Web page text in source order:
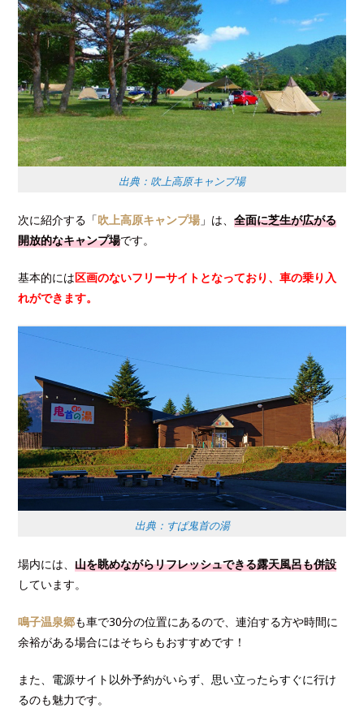
出典：吹上高原キャンプ場
次に紹介する「吹上高原キャンプ場 」は、全面に芝生が広がる
開放的なキャンプ場です。
基本的には区画のないフリーサイトとなっており、車の乗り入
れができます。
出典：すぱ鬼首の湯
場内には、山を眺めながらリフレッシュできる露天風呂も併設
しています。
鳴子温泉郷も車で30分の位置にあるので、連泊する方や時間に
余裕がある場合にはそちらもおすすめです！
また 、電源サイト以外予約がいらず、思い立ったらすぐに行け
るのも魅力です。